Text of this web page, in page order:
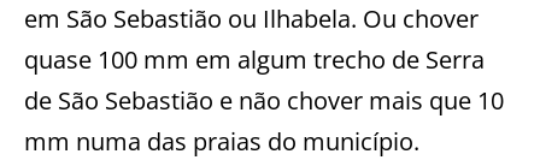
em São Sebastião ou Ilhabela. Ou chover
quase 100 mm em algum trecho de Serra
de São Sebastião e não chover mais que 10
mm numa das praias do município.